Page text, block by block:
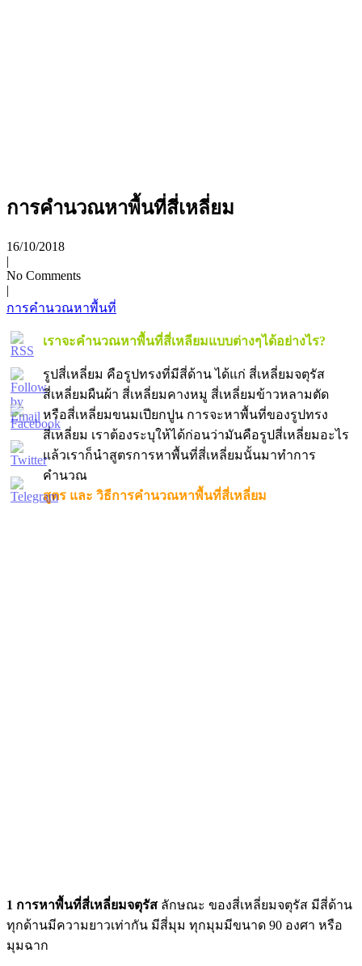
การคำนวณหาพื้นที่สี่เหลี่ยม
16/10/2018
|
No Comments
|
การคำนวณหาพื้นที่
เราจะคำนวณหาพื้นที่สี่เหลียมแบบต่างๆได้อย่างไร?
รูปสี่เหลี่ยม คือรูปทรงที่มีสี่ด้าน ได้แก่ สี่เหลี่ยมจตุรัส
สี่เหลี่ยมผืนผ้า สี่เหลี่ยมคางหมู สี่เหลี่ยมข้าวหลามตัด
หรือสี่เหลี่ยมขนมเปียกปูน การจะหาพื้นที่ของรูปทรง
สี่เหลี่ยม เราต้องระบุให้ได้ก่อนว่ามันคือรูปสี่เหลี่ยมอะไร
แล้วเราก็นำสูตรการหาพื้นที่สี่เหลี่ยมนั้นมาทำการ
คำนวณ
สูตร และ วิธีการคำนวณหาพื้นที่สี่เหลี่ยม
1 การหาพื้นที่สี่เหลี่ยมจตุรัส ลักษณะ ของสี่เหลี่ยมจตุรัส มีสี่ด้าน
ทุกด้านมีความยาวเท่ากัน มีสี่มุม ทุกมุมมีขนาด 90 องศา หรือ
มุมฉาก